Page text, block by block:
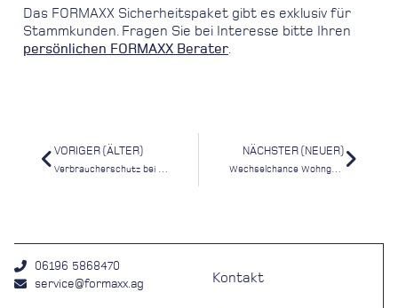
Das FORMAXX Sicherheitspaket gibt es exklusiv für
Stammkunden. Fragen Sie bei Interesse bitte Ihren
persönlichen FORMAXX Berater
VORIGER (ÄLTER) NÄCHSTER (NEUER)
Wechselchance Wohngebäudeversicherung
06196 5868470
service@formaxx.ag
Kontakt